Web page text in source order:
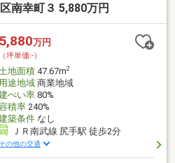
南幸町３ 5,880万円
5,880万円
（坪単価:-）
土地面積47.67m2
用途地域商業地域
ぺい率80%
積率240%
築条件なし
ＪＲ南武線 尻手駅 徒歩2分
その他の交通